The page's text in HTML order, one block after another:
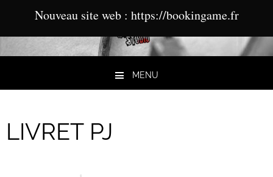
MENU
LIVRET PJ
Nouveau site web : https://bookingame.fr